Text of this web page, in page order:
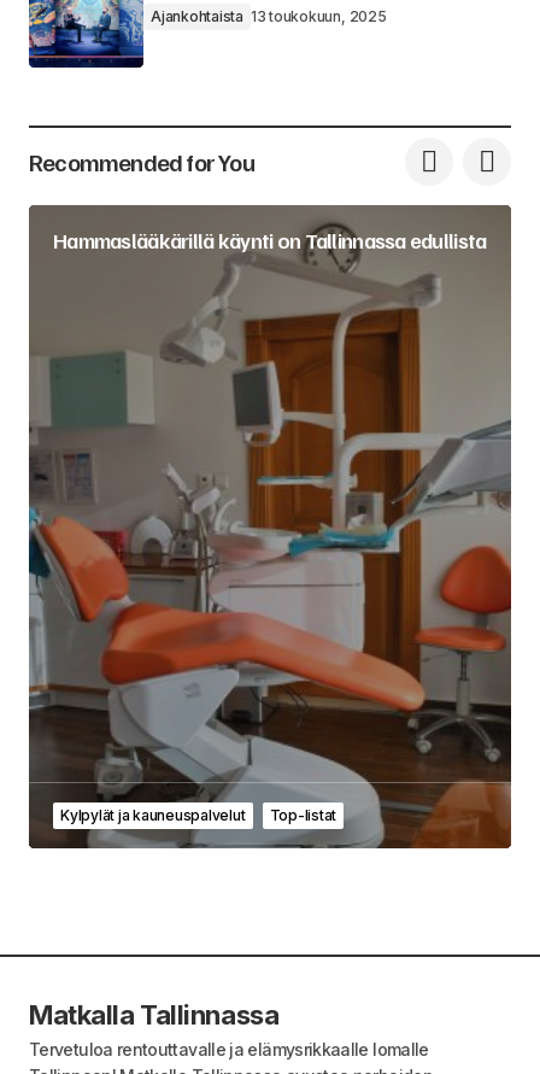
Ajankohtaista 13 toukokuun, 2025
Recommended for You
Hammaslääkärillä käynti on Tallinnassa edullista
Kylpylät ja kauneuspalvelut Top-listat
Matkalla Tallinnassa
Tervetuloa rentouttavalle ja elämysrikkaalle lomalle